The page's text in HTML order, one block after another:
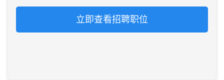
立即查看招聘职位